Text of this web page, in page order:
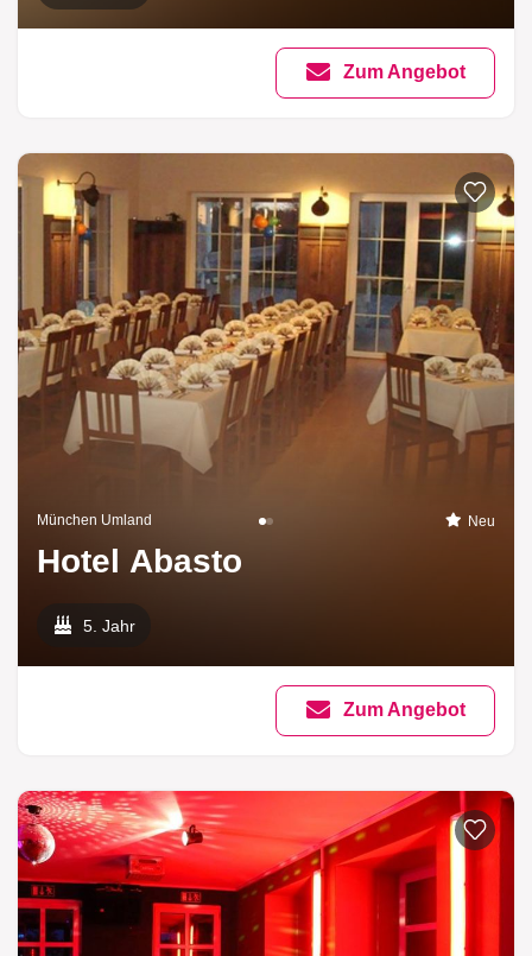
Zum Angebot
München Umland Neu
Hotel Abasto
5. Jahr
Zum Angebot